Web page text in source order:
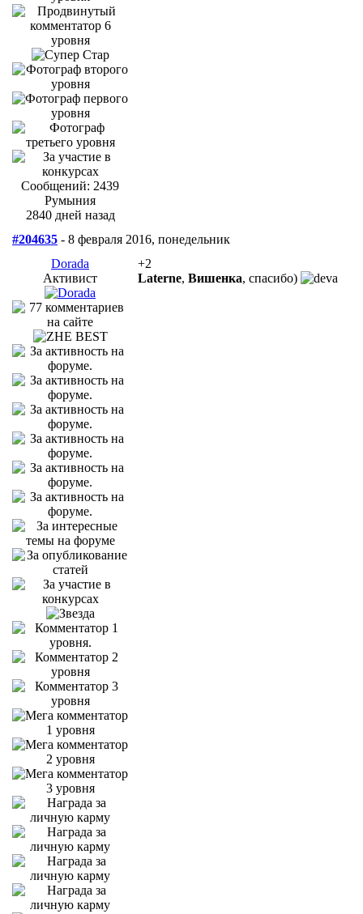
Сообщений: 2439
Румыния
2840 дней назад
#204635 - 8 февраля 2016, понедельник
Dorada
Активист
+2
Laterne, Вишенка, спасибо)